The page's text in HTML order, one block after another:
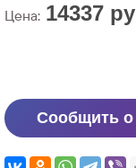
Цена: 14337
Сообщить о